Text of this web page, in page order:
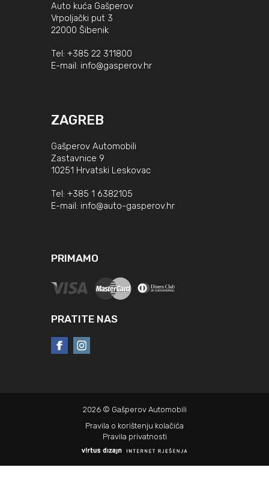
Auto kuća Gašperov
Vrpoljački put 3
22000 Šibenik
Tel: +385 22 311800
E-mail: info@gasperov.hr
ZAGREB
Gašperov Automobili
Zastavnice 9
10251 Hrvatski Leskovac
Tel: +385 1 6382105
E-mail: info@auto-gasperov.hr
PRIMAMO
PRATITE NAS
2026 © Gašperov Automobili
Pravila o korištenju kolačića
Pravila privatnosti